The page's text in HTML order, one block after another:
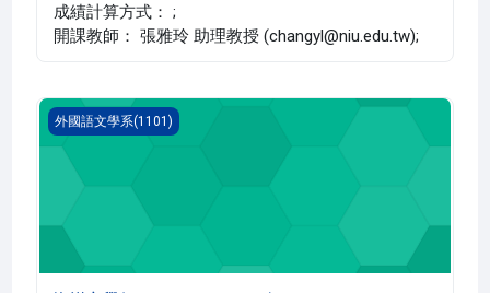
成績計算方式： ;
開課教師： 張雅玲 助理教授 (changyl@niu.edu.tw);
海洋文學(1101_B1FL030013A)
外國語文學系(1101)